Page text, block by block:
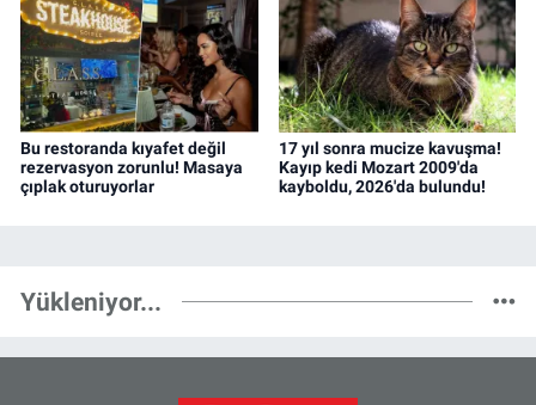
Bu restoranda kıyafet değil
rezervasyon zorunlu! Masaya
çıplak oturuyorlar
17 yıl sonra mucize kavuşma!
Kayıp kedi Mozart 2009'da
kayboldu, 2026'da bulundu!
Yükleniyor...